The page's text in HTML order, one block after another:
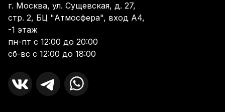
г. Москва, ул. Сущевская, д. 27,
стр. 2, БЦ "Атмосфера", вход А4,
-1 этаж
пн-пт с 12:00 до 20:00
сб-вс с 12:00 до 18:00